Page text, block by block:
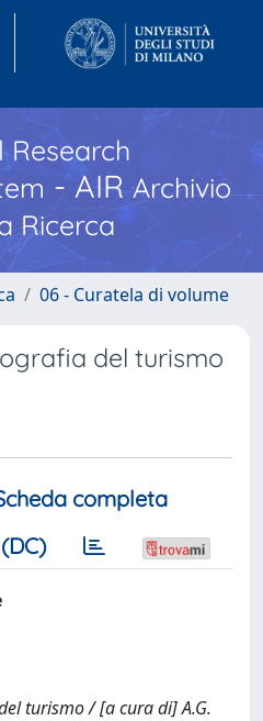
Research
- AIR Archivio
Ricerca
06 - Curatela di volume
del turismo
completa
turismo / [a cura di] A.G.